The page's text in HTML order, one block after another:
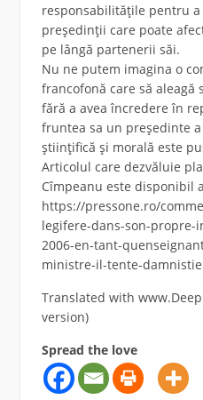
responsabilitățile pentru
președinții care poate
pe lângă partenerii săi.
Nu ne putem imagina o
francofonă care să aleagă
fără a avea încredere în
fruntea sa un președinte
științifică și morală este
Articolul care dezvăluie
Cîmpeanu este disponibil
https://pressone.ro/
legifere-dans-son-propre-
2006-en-tant-
ministre-il-tente-
Translated with
version)
Spread the love